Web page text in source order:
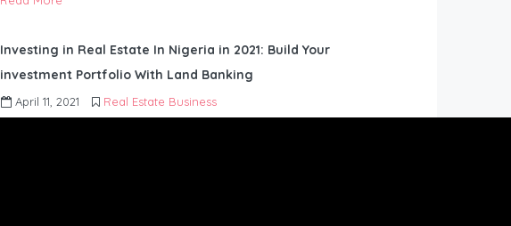
Investing in Real Estate In Nigeria in 2021: Build Your
investment Portfolio With Land Banking
April 11, 2021 Real Estate Business